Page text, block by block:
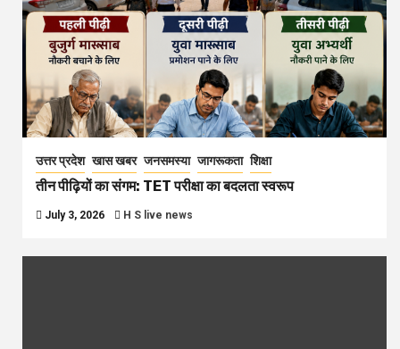
उत्तर प्रदेश खास खबर जनसमस्या जागरूकता शिक्षा
तीन पीढ़ियों का संगम: TET परीक्षा का बदलता स्वरूप
July 3, 2026 H S live news